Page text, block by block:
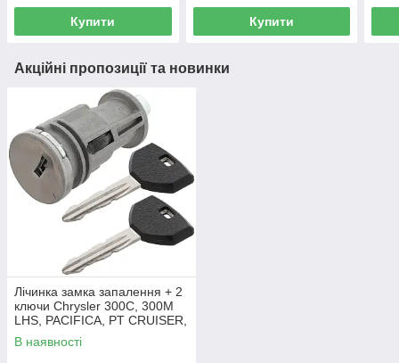
Купити Купити
Акційні пропозиції та новинки
Лічинка замка запалення + 2
ключи Chrysler 300C, 300M
LHS, PACIFICA, PT CRUISER,
SEBRING 5003843AB
В наявності